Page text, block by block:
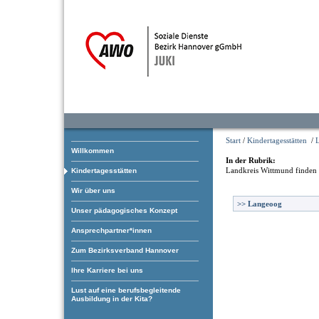
Willkommen
Kindertagesstätten
Wir über uns
Unser pädagogisches Konzept
Ansprechpartner*innen
Zum Bezirksverband Hannover
Ihre Karriere bei uns
Lust auf eine berufsbegleitende
Ausbildung in der Kita?
Start / Kindertagesstätten /
In der Rubrik:
Landkreis Wittmund finden
>> Langeoog